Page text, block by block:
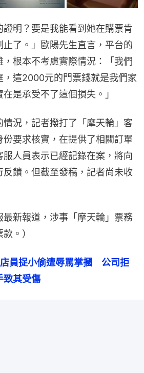
證明？要是我能看到她在購票肯
了。」歐陽先生直言，平台的
根本不考慮實際情況：「我們
，這2000元的門票錢就是我們家
是承受不了這個損失。」
況，記者撥打了「摩天輪」客
要求核實，在提供了相關訂單
人員表示已經記錄在案，將向
反饋。但截至發稿，記者尚未收
最新報道，涉事「摩天輪」票務
。）
員捉小偷遭辱罵掌摑　公司拒
致其受傷